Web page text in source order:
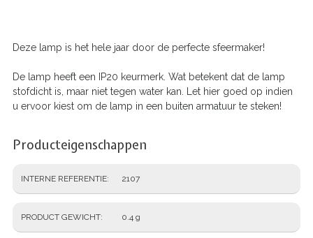
Deze lamp is het hele jaar door de perfecte sfeermaker!
De lamp heeft een IP20 keurmerk. Wat betekent dat de lamp
stofdicht is, maar niet tegen water kan. Let hier goed op indien
u ervoor kiest om de lamp in een buiten armatuur te steken!
Producteigenschappen
INTERNE REFERENTIE 2107
PRODUCT GEWICHT 0.4 g